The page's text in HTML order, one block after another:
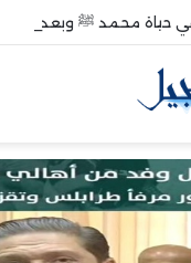
حياة محمد ﷺ وبعد وفاته”